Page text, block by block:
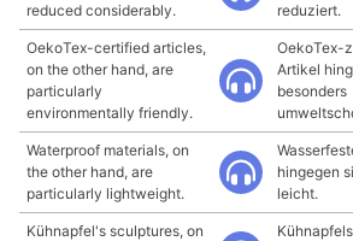
reduced considerably.
reduziert.
OekoTex-certified articles,
on the other hand, are
particularly
environmentally friendly.
OekoTex-
Artikel
besonders
Waterproof materials, on
the other hand, are
particularly lightweight.
hingegen
leicht.
Kühnapfel's sculptures, on